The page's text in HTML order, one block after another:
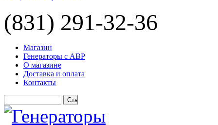
(831) 291-32-36
Магазин
Генераторы с АВР
О магазине
Доставка и оплата
Контакты